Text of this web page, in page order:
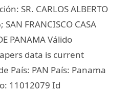
SR. CARLOS ALBERTO
SAN FRANCISCO CASA
PANAMA Válido
data is current
País: PAN País: Panama
11012079 Id